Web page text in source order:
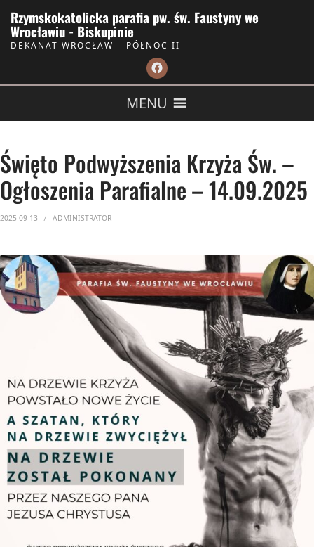
Rzymskokatolicka parafia pw. św. Faustyny we
Wrocławiu - Biskupinie
DEKANAT WROCŁAW – PÓŁNOC II
MENU
Święto Podwyższenia Krzyża Św. –
Ogłoszenia Parafialne – 14.09.2025
2025-09-13 ADMINISTRATOR